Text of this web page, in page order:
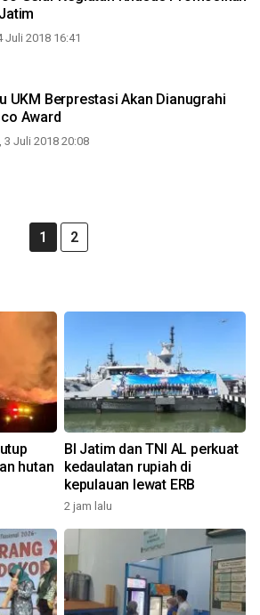
Juli 2018 16:41
UKM Berprestasi Akan Dianugrahi
Award
3 Juli 2018 20:08
1 2
hutan
BI Jatim dan TNI AL perkuat
kedaulatan rupiah di
kepulauan lewat ERB
2 jam lalu